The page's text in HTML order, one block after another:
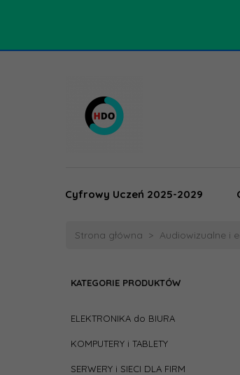
Cyfrowy Uczeń 2025-2029
Strona główna Audiowizualne i
KATEGORIE PRODUKTÓW
ELEKTRONIKA do BIURA
KOMPUTERY i TABLETY
SERWERY i SIECI DLA FIRM